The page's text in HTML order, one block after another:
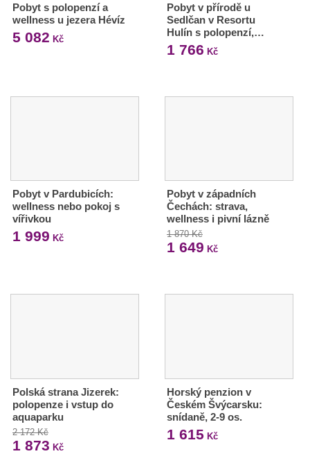
Pobyt s polopenzí a
wellness u jezera Hévíz
5 082 Kč
Pobyt v přírodě u
Sedlčan v Resortu
Hulín s polopenzí,…
1 766 Kč
Pobyt v Pardubicích:
wellness nebo pokoj s
vířivkou
1 999 Kč
Pobyt v západních
Čechách: strava,
wellness i pivní lázně
1 870 Kč
1 649 Kč
Polská strana Jizerek:
polopenze i vstup do
aquaparku
2 172 Kč
1 873 Kč
Horský penzion v
Českém Švýcarsku:
snídaně, 2-9 os.
1 615 Kč